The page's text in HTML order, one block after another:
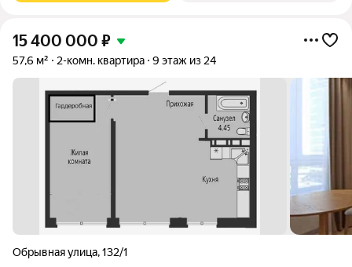
15 400 000 ₽
57,6 м² 2-комн. квартира 9 этаж из 24
Обрывная улица,132/1